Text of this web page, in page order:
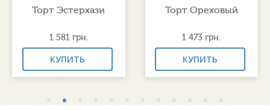
Торт Эстерхази
1 581 грн.
КУПИТЬ
Торт Ореховый
1 473грн.
КУПИТЬ